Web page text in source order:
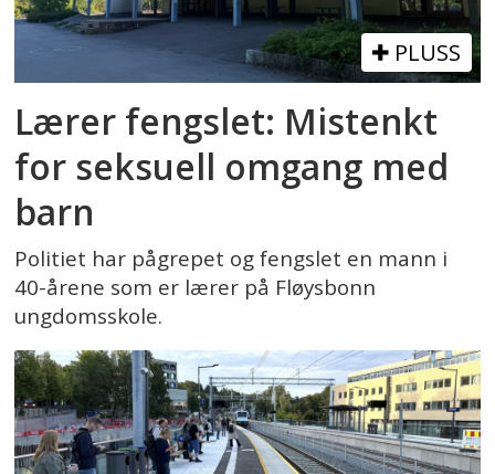
PLUSS
Lærer fengslet: Mistenkt
for seksuell omgang med
barn
Politiet har pågrepet og fengslet en mann i
40-årene som er lærer på Fløysbonn
ungdomsskole.